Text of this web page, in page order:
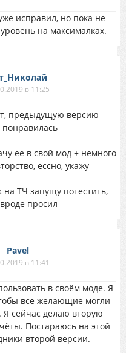
исправил, но пока не
на максималках.
в 11:25
предыдущую версию
ее в свой мод + немного
ессно, укажу
ТЧ запущу потестить,
просил
Pavel
в 11:41
в своём моде. Я
все желающие могли
Я сейчас делаю вторую
Постараюсь на этой
второй версии.